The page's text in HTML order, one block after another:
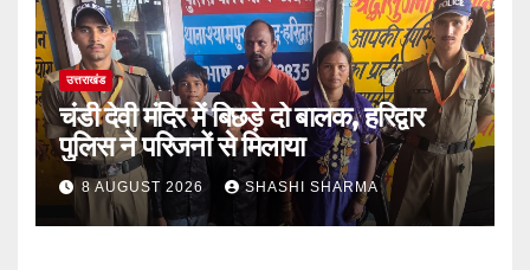
उत्तराखंड
चंडी देवी मंदिर में बिछड़े दो बालक, हरिद्वार
पुलिस ने परिजनों से मिलाया
8 AUGUST 2026 SHASHI SHARMA